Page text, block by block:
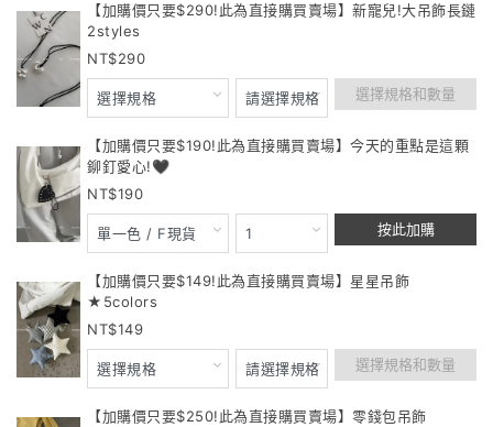
【加購價只要$290!此為直接購買賣場】新寵兒!大吊飾長鏈
2styles
290
選擇規格和數量
【加購價只要$190!此為直接購買賣場】今天的重點是這顆
鉚釘愛心!🖤
190
按此加購
【加購價只要$149!此為直接購買賣場】星星吊飾
★5colors
149
選擇規格和數量
【加購價只要$250!此為直接購買賣場】零錢包吊飾